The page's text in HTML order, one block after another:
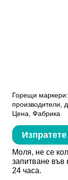
Горещи
производители,
Цена, Фабрика
Моля, не се
запитване
24 часа.